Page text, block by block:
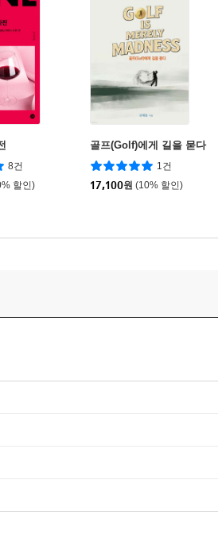
8건
할인)
골프(Golf)에게 길을 묻다
1건
17,100원 (10% 할인)